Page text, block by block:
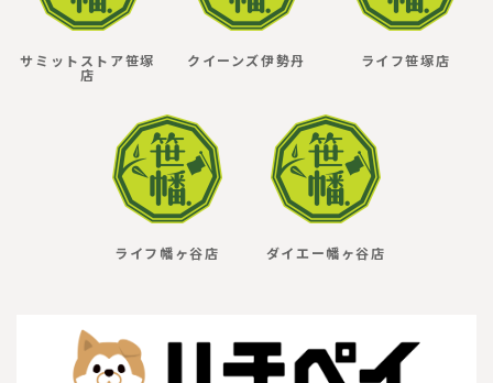
サミットストア笹塚
店
クイーンズ伊勢丹 ライフ笹塚店
ライフ幡ヶ谷店 ダイエー幡ヶ谷店